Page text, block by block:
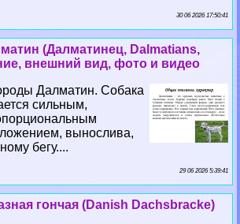
30 06 2026 17:50:41
(Далматинец, Dalmatians,
внешний вид, фото и видео
Далматин. Собака
сильным,
вынослива,
бегу....
29 06 2026 5:39:41
гончая (Danish Dachsbracke)